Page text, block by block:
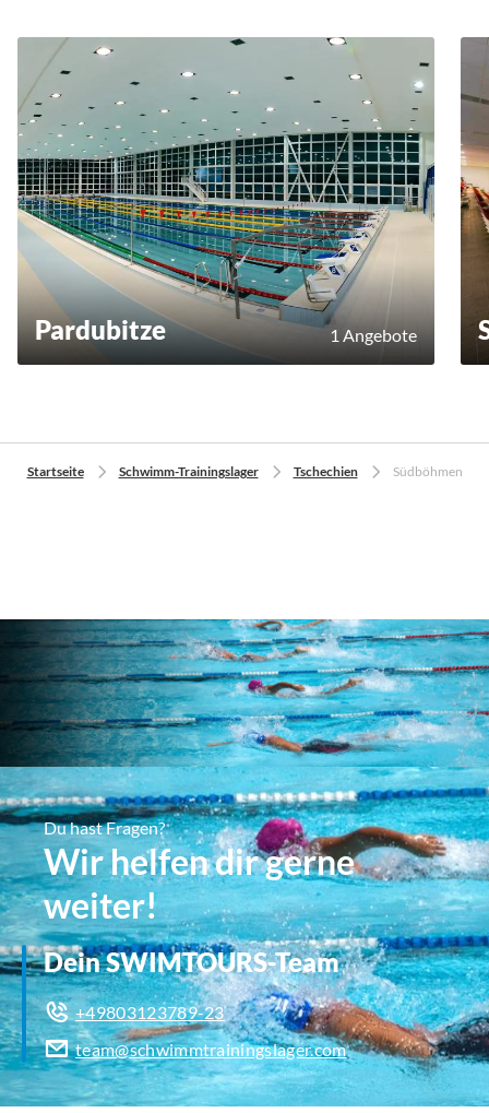
Pardubitze 1 Angebote
Startseite Schwimm-Trainingslager Tschechien Südböhmen
Du hast Fragen?
Wir helfen dir gerne
weiter!
Dein SWIMTOURS-Team
+49803123789-23
team@schwimmtrainingslager.com